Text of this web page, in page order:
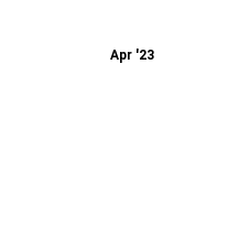
Apr '23